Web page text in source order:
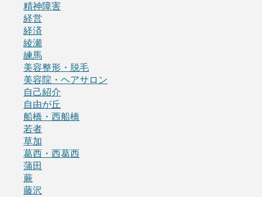
精神障害
経営
経済
綾瀬
練馬
美容整形・脱毛
美容院・ヘアサロン
自己紹介
自由が丘
船橋・西船橋
若者
草加
葛西・西葛西
蒲田
蕨
藤沢